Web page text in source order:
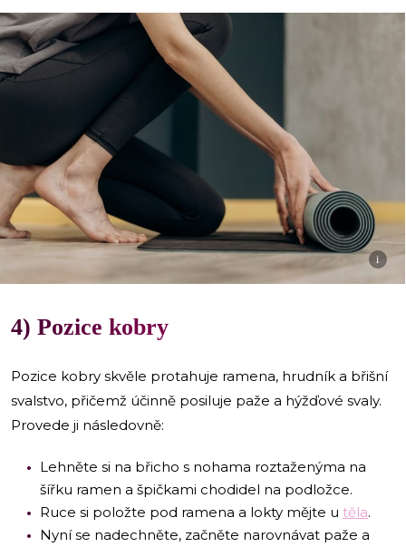
i
4) Pozice kobry
Pozice kobry skvěle protahuje ramena, hrudník a břišní
svalstvo, přičemž účinně posiluje paže a hýžďové svaly.
Provede ji následovně:
Lehněte si na břicho s nohama roztaženýma na
šířku ramen a špičkami chodidel na podložce.
Ruce si položte pod ramena a lokty mějte u těla.
Nyní se nadechněte, začněte narovnávat paže a